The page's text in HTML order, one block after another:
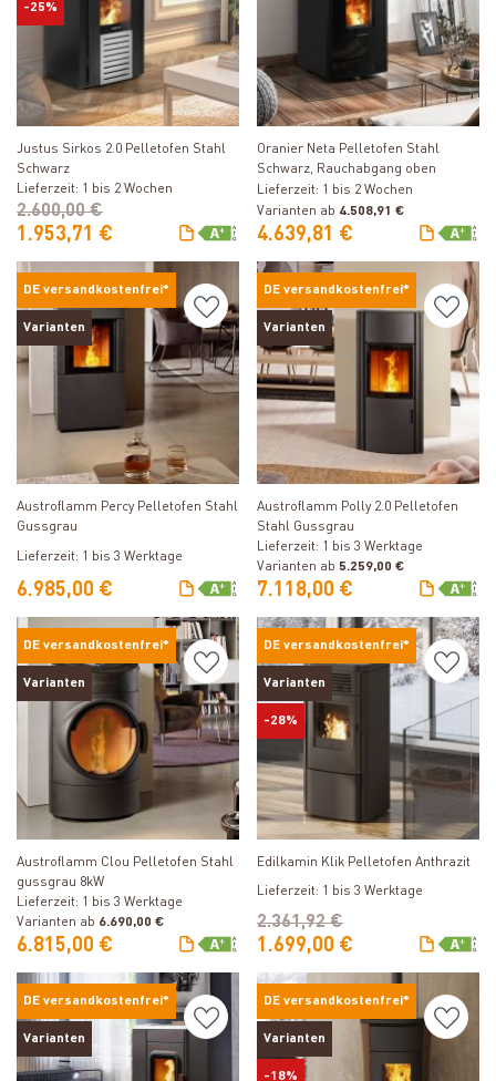
-25%
Produkt ansehen
Justus Sirkos 2.0 Pelletofen Stahl
Schwarz
Lieferzeit: 1 bis 2 Wochen
1.953,71 €
2.600,00 €
Produkt ansehen
Oranier Neta Pelletofen Stahl
Schwarz, Rauchabgang oben
Lieferzeit: 1 bis 2 Wochen
Varianten ab 4.508,91 €
4.639,81 €
DE versandkostenfrei*
Varianten
Produkt ansehen
Austroflamm Percy Pelletofen Stahl
Gussgrau
Lieferzeit: 1 bis 3 Werktage
6.985,00 €
DE versandkostenfrei*
Varianten
Produkt ansehen
Austroflamm Polly 2.0 Pelletofen
Stahl Gussgrau
Lieferzeit: 1 bis 3 Werktage
Varianten ab 5.259,00 €
7.118,00 €
DE versandkostenfrei*
Varianten
Produkt ansehen
Austroflamm Clou Pelletofen Stahl
gussgrau 8kW
Lieferzeit: 1 bis 3 Werktage
Varianten ab 6.690,00 €
6.815,00 €
DE versandkostenfrei*
Varianten
-28%
Produkt ansehen
Edilkamin Klik Pelletofen Anthrazit
Lieferzeit: 1 bis 3 Werktage
1.699,00 €
2.361,92 €
DE versandkostenfrei*
Varianten
DE versandkostenfrei*
Varianten
-18%